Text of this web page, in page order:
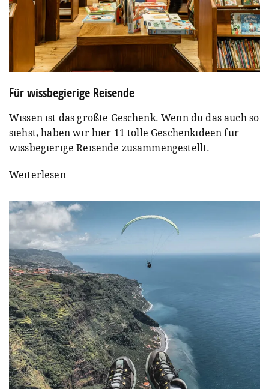
Für wissbegierige Reisende
Wissen ist das größte Geschenk. Wenn du das auch so
siehst, haben wir hier 11 tolle Geschenkideen für
wissbegierige Reisende zusammengestellt.
Weiterlesen